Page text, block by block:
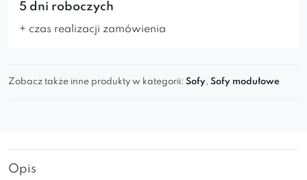
5 dni roboczych
+ czas realizacji zamówienia
Zobacz także inne produkty w kategorii: Sofy, Sofy modułowe
Opis